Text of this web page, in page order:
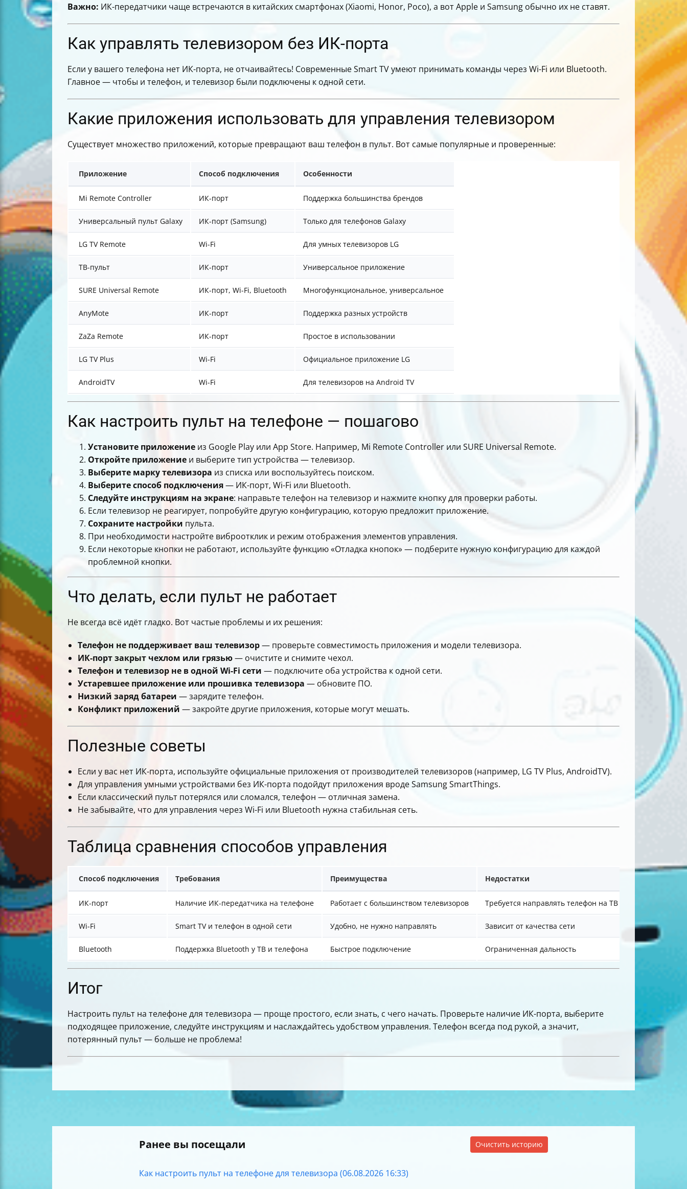
Важно: ИК-передатчики чаще встречаются в китайских смартфонах (Xiaomi, Honor, Poco), а вот Apple и Samsung обычно их не ставят.
Как управлять телевизором без ИК-порта
Если у вашего телефона нет ИК-порта, не отчаивайтесь! Современные Smart TV умеют принимать команды через Wi-Fi или Bluetooth.
Главное — чтобы и телефон, и телевизор были подключены к одной сети.
Какие приложения использовать для управления телевизором
Существует множество приложений, которые превращают ваш телефон в пульт. Вот самые популярные и проверенные:
Приложение Способ подключения Особенности
Mi Remote Controller ИК-порт Поддержка большинства брендов
Универсальный пульт Galaxy ИК-порт (Samsung) Только для телефонов Galaxy
LG TV Remote Wi-Fi Для умных телевизоров LG
ТВ-пульт ИК-порт Универсальное приложение
SURE Universal Remote ИК-порт, Wi-Fi, Bluetooth Многофункциональное, универсальное
AnyMote ИК-порт Поддержка разных устройств
ZaZa Remote ИК-порт Простое в использовании
LG TV Plus Wi-Fi Официальное приложение LG
AndroidTV Wi-Fi Для телевизоров на Android TV
Как настроить пульт на телефоне — пошагово
Установите приложение из Google Play или App Store. Например, Mi Remote Controller или SURE Universal Remote.
Откройте приложение и выберите тип устройства — телевизор.
Выберите марку телевизора из списка или воспользуйтесь поиском.
Выберите способ подключения— ИК-порт, Wi-Fi или Bluetooth.
Следуйте инструкциям на экране: направьте телефон на телевизор и нажмите кнопку для проверки работы.
Если телевизор не реагирует, попробуйте другую конфигурацию, которую предложит приложение.
Сохраните настройки пульта.
При необходимости настройте виброотклик и режим отображения элементов управления.
Если некоторые кнопки не работают, используйте функцию «Отладка кнопок» — подберите нужную конфигурацию для каждой
проблемной кнопки.
Что делать, если пульт не работает
Не всегда всё идёт гладко. Вот частые проблемы и их решения:
Телефон не поддерживает ваш телевизор— проверьте совместимость приложения и модели телевизора.
ИК-порт закрыт чехлом или грязью— очистите и снимите чехол.
Телефон и телевизор не в одной Wi-Fi сети — подключите оба устройства к одной сети.
Устаревшее приложение или прошивка телевизора — обновите ПО.
Низкий заряд батареи — зарядите телефон.
Конфликт приложений — закройте другие приложения, которые могут мешать.
Полезные советы
Если у вас нет ИК-порта, используйте официальные приложения от производителей телевизоров (например, LG TV Plus, AndroidTV).
Для управления умными устройствами без ИК-порта подойдут приложения вроде Samsung SmartThings.
Если классический пульт потерялся или сломался, телефон — отличная замена.
Не забывайте, что для управления через Wi-Fi или Bluetooth нужна стабильная сеть.
Таблица сравнения способов управления
Способ подключения Требования Преимущества Недостатки
ИК-порт Наличие ИК-передатчика на телефоне Работает с большинством телевизоров Требуется направлять телефон на ТВ
Wi-Fi Smart TV и телефон в одной сети Удобно, не нужно направлять Зависит от качества сети
Bluetooth Поддержка Bluetooth у ТВ и телефона Быстрое подключение Ограниченная дальность
Итог
Настроить пульт на телефоне для телевизора — проще простого, если знать, с чего начать. Проверьте наличие ИК-порта, выберите
подходящее приложение, следуйте инструкциям и наслаждайтесь удобством управления. Телефон всегда под рукой, а значит,
потерянный пульт — больше не проблема!
Ранее вы посещали Очистить историю
Как настроить пульт на телефоне для телевизора (06.08.2026 16:33)